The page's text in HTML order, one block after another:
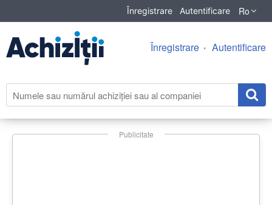
Înregistrare Autentificare Ro
Înregistrare Autentificare
Publicitate